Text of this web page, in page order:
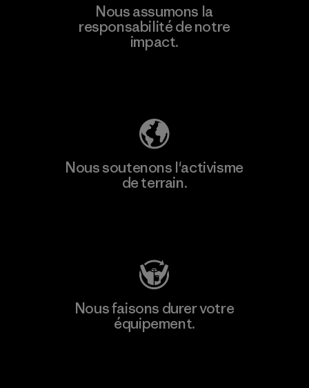
Nous assumons la
responsabilité de notre
impact.
Nous soutenons l'activisme
de terrain.
Nous faisons durer votre
équipement.